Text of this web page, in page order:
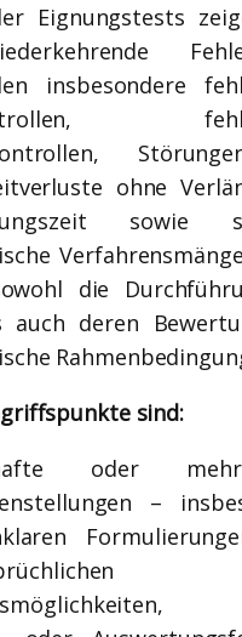
Eignungstests
insbesondere
ohne
sowie
die
auch deren
sind:
oder
–